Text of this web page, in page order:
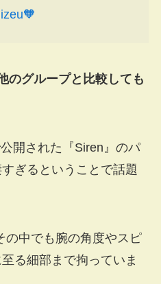
のグループと比較しても
開された『Siren』のパ
ぎるということで話題
の中でも腕の角度やスピ
る細部まで拘っていま